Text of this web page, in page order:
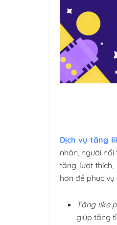
Dịch vụ tăng
nhân, người
tăng lượt
hơn để phục
Tăng like
giúp tăng